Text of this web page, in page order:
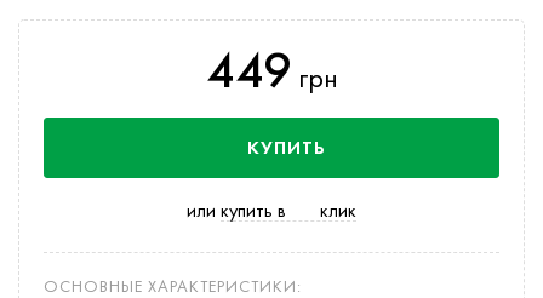
449 грн
КУПИТЬ
или купить в клик
ОСНОВНЫЕ ХАРАКТЕРИСТИКИ: